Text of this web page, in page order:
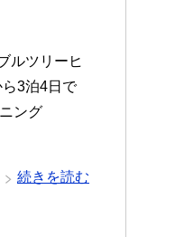
ルツリーヒ
3泊4日で
ング
続きを読む